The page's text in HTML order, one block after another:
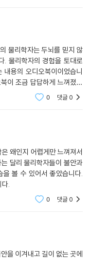
조금도 내다볼 수도 없다
세상이 품은 미지를 마주
“우리 모두가 틀렸단 사실이
아마 없을 거예요.” 물리학
는 건, 설사 그 자신은 틀렸
한함을 맞닥뜨리며 사는
실 한 가닥을 기여했을 뿐
구보다 잘 안다. 하지만 세
물리학자들을 무기력하게
지금 짜낸 실오라기 하나가
다. 그들의 시선을 통해 본
로 넘친다. 이 책에서는 영
딛는 인간만의 용기와 지혜
물리학자는 두뇌를 믿지 않
. 물리학자의 경험을 토대로
용의 오디오북이이었습니
이 조금 답답하게 느껴졌습
0 댓글0
왜인지 어렵게만 느껴져서
달리 물리학자들이 불안과
볼 수 있어서 좋았습니다.
.
0 댓글0
을 이겨내고 길이 없는 곳에